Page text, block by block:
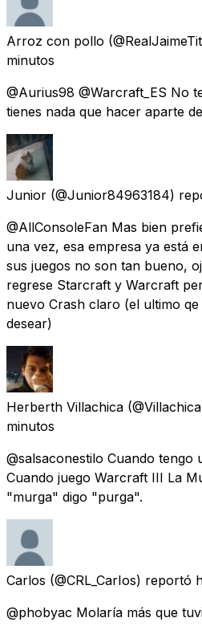
Arroz con pollo
minutos
@Aurius98 @Warcraft_ES No
tienes nada que hacer aparte
Junior (@Junior84963184)
@AllConsoleFan Mas bien
una vez, esa empresa ya está
sus juegos no son tan bueno,
regrese Starcraft y Warcraft
nuevo Crash claro (el ultimo
desear)
Herberth Villachica
minutos
@salsaconestilo Cuando tengo
Cuando juego Warcraft III La
"murga" digo "purga".
Carlos (@CRL_CarIos) reportó
@phobyac Molaría más que